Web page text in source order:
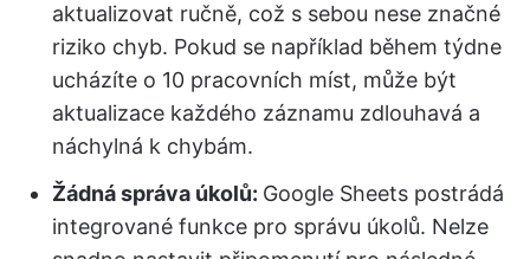
aktualizovat ručně, což s sebou nese značné
riziko chyb. Pokud se například během týdne
ucházíte o 10 pracovních míst, může být
aktualizace každého záznamu zdlouhavá a
náchylná k chybám.
Žádná správa úkolů: Google Sheets postrádá
integrované funkce pro správu úkolů. Nelze